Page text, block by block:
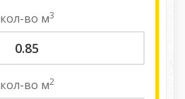
кол-во м3
кол-во м2